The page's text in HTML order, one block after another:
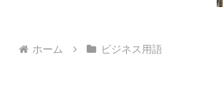
ホーム ビジネス用語